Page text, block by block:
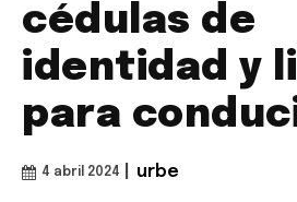
cédulas de
identidad y
para
4 abril 2024 urbe